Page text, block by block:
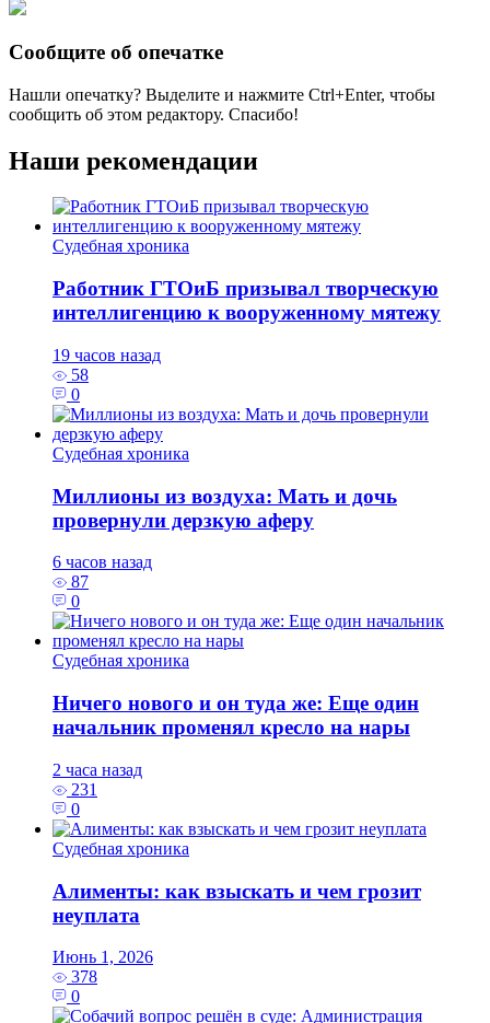
Сообщите об опечатке
Нашли опечатку? Выделите и нажмите Ctrl+Enter, чтобы
сообщить об этом редактору. Спасибо!
Наши рекомендации
Судебная хроника
Работник ГТОиБ призывал творческую
интеллигенцию к вооруженному мятежу
19 часов назад
58
0
Судебная хроника
Миллионы из воздуха: Мать и дочь
провернули дерзкую аферу
6 часов назад
87
0
Судебная хроника
Ничего нового и он туда же: Еще один
начальник променял кресло на нары
2 часа назад
231
0
Судебная хроника
Алименты: как взыскать и чем грозит
неуплата
Июнь 1, 2026
378
0